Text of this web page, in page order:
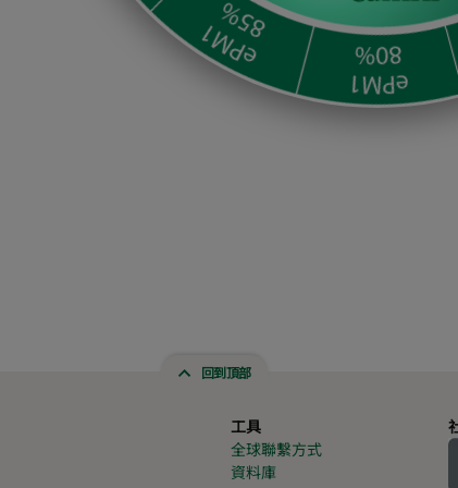
回到頂部
工具
全球聯繫方式
資料庫